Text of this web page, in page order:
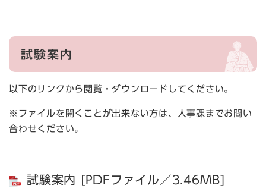
試験案内
以下のリンクから閲覧・ダウンロードしてください。
※ファイルを開くことが出来ない方は、人事課までお問い
合わせください。
試験案内 [PDFファイル／3.46MB]